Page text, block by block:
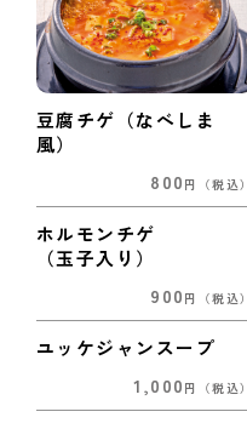
豆腐チゲ（なべしま
風）
800 円 （税込）
ホルモンチゲ
（玉子入り）
900 円 （税込）
ユッケジャンスープ
1,000 円 （税込）